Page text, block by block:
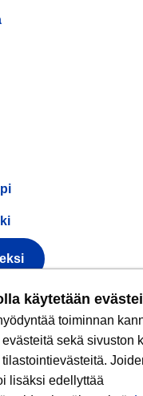
käytetään
toiminnan
sekä sivuston
lisäksi edellyttää
ryon
joka edistää
turvallisuutta ja